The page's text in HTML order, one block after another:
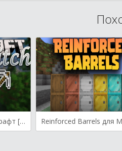
AutoSwitch для Майнкрафт [1.19.3, 1.19.2, 1.19]